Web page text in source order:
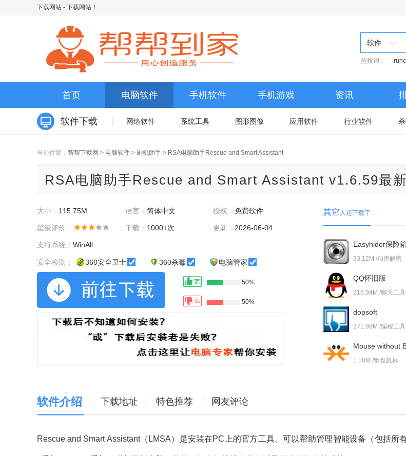
下载网站 - 下载网站！
软件
热搜词：
首页 电脑软件 手机软件 手机游戏 资讯
软件下载 网络软件 系统工具 图形图像 应用软件 行业软件
当前位置： 帮帮下载网 > 电脑软件 > 刷机助手 > RSA电脑助手Rescue and Smart Assistant
RSA电脑助手Rescue and Smart Assistant v1.6.59最
大小： 115.75M 语言： 简体中文 授权：免费软件
星级评价 : 下载： 1000+次 更新： 2026-06-04
支持系统： WinAll
安全检测： 360安全卫士 360杀毒 电脑管家
50%
50%
其它 人还下载了
Easyhider保险
33.12M /加密解密
QQ怀旧版
216.94M /聊天工具
dopsoft
271.98M /编程工具
Mouse without
1.18M /键盘鼠标
软件介绍 下载地址 特色推荐 网友评论
Rescue and Smart Assistant（LMSA）是安装在PC上的官方工具。可以帮助管理智能设备（包括所